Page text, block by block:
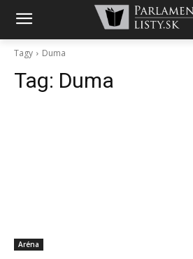
Tagy Duma
Tag: Duma
Aréna